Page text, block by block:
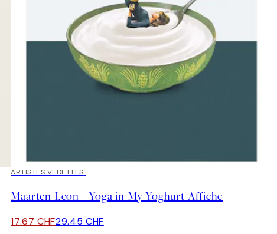
40%*
ARTISTES VEDETTES
Maarten Leon - Yoga in My Yoghurt Affiche
17.67 CHF29.45 CHF